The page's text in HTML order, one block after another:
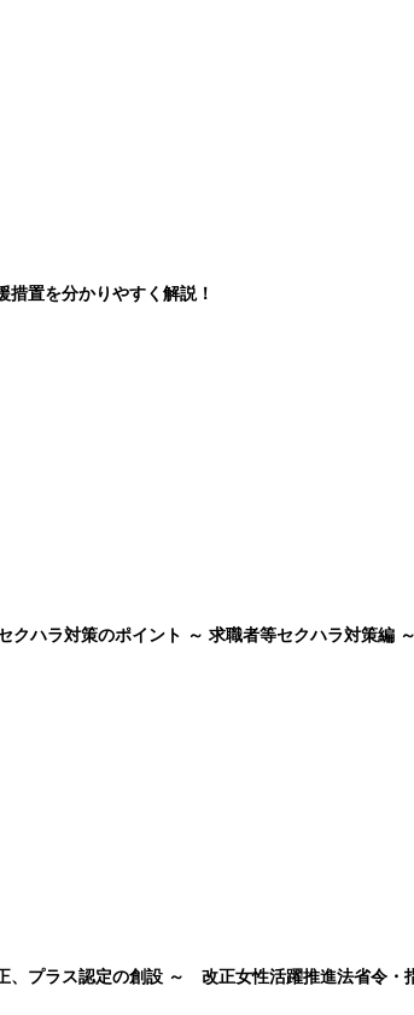
措置を分かりやすく解説！
クハラ対策のポイント ～ 求職者等セクハラ対策編 ～
、プラス認定の創設 ～ 改正女性活躍推進法省令